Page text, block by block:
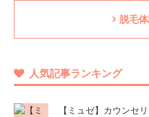
脱毛
人気記事ランキング
【ミュゼ】カウンセ